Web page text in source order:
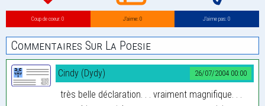
Coup de coeur: 0 J’aime: 0 J’aime pas: 0
Commentaires Sur La Poesie
26/07/2004 00:00
Cindy (Dydy)
très belle déclaration. . . vraiment magnifique. . .